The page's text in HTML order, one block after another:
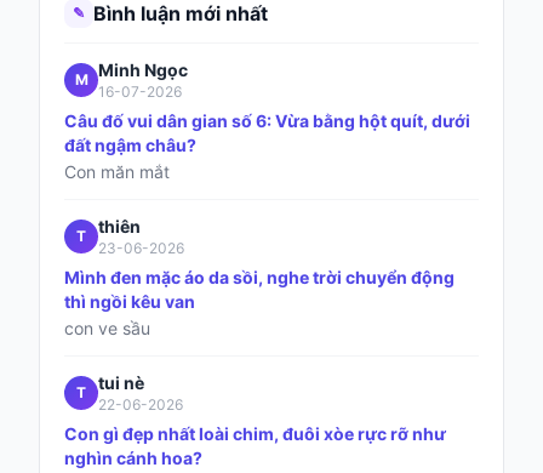
✎ Bình luận mới nhất
M Minh Ngọc
16-07-2026
Câu đố vui dân gian số 6: Vừa bằng hột quít, dưới
đất ngậm châu?
Con măn mắt
T thiên
23-06-2026
Mình đen mặc áo da sồi, nghe trời chuyển động
thì ngồi kêu van
con ve sầu
T tui nè
22-06-2026
Con gì đẹp nhất loài chim, đuôi xòe rực rỡ như
nghìn cánh hoa?